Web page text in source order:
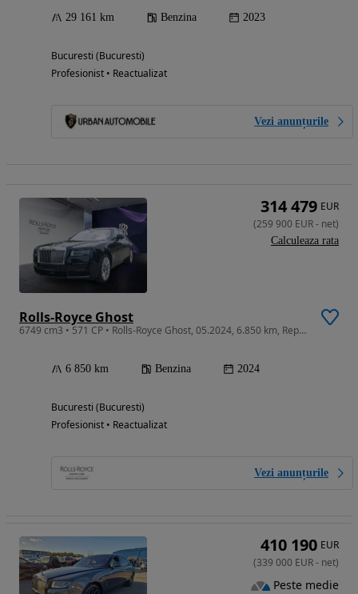
29 161 km Benzina 2023
Bucuresti (Bucuresti)
Profesionist • Reactualizat
Vezi anunțurile
Rolls-Royce Ghost
6749 cm3 • 571 CP • Rolls-Royce Ghost, 05.2024, 6.850 km, Reprezentanta Rolls-Royce
6 850 km Benzina 2024
Bucuresti (Bucuresti)
Profesionist • Reactualizat
Vezi anunțurile
314 479 EUR
(259 900 EUR- net)
Calculeaza rata
410 190 EUR
(339 000 EUR- net)
Peste medie